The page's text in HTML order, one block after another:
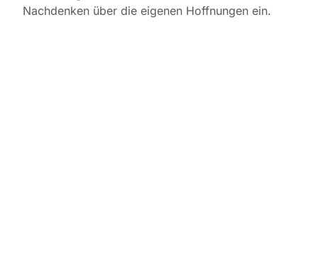
Nachdenken über die eigenen Hoffnungen ein.